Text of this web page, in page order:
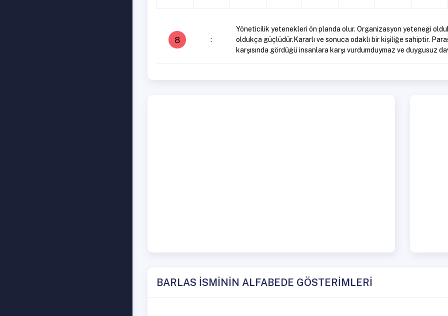
8 :
Yöneticilik yetenekleri ön planda olur. Organizasyon yeteneği
oldukça güçlüdür.Kararlı ve sonuca odaklı bir kişiliğe sahiptir.
karşısında gördüğü insanlara karşı vurdumduymaz ve duygusuz
BARLAS İSMİNİN ALFABEDE GÖSTERİMLERİ